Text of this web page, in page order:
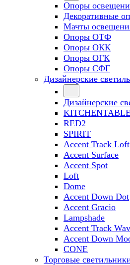
Опоры
Декоративные
Мачты
Опоры ОТФ
Опоры ОКК
Опоры ОГК
Опоры СФГ
Дизайнерские
Дизайнерские
KITCHENTABLE
RED2
SPIRIT
Accent Track Loft
Accent Surface
Accent Spot
Loft
Dome
Accent Down Dot
Accent Gracio
Lampshade
Accent Track
Accent Down
CONE
Торговые